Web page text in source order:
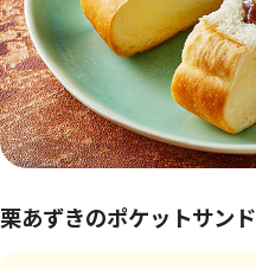
栗あずきのポケットサンド